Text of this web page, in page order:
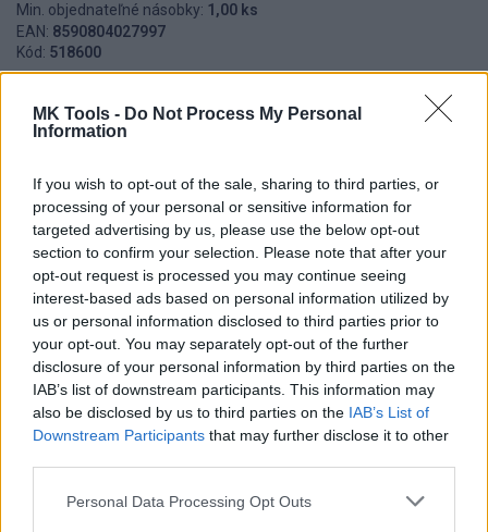
MK Tools - Do Not Process My Personal
Information
If you wish to opt-out of the sale, sharing to third parties, or
processing of your personal or sensitive information for
targeted advertising by us, please use the below opt-out
section to confirm your selection. Please note that after your
opt-out request is processed you may continue seeing
interest-based ads based on personal information utilized by
us or personal information disclosed to third parties prior to
your opt-out. You may separately opt-out of the further
disclosure of your personal information by third parties on the
IAB’s list of downstream participants. This information may
also be disclosed by us to third parties on the IAB’s List of
Downstream Participants that may further disclose it to other
Personal Data Processing Opt Outs
Min. objednateľné násobky: 1,00 ks
EAN: 8590804027997
Kód: 518600
DETAIL
PRODUKTU
HODNOTENIE
PRODUKTU
Popis produktu
nadstavec na bity STAHLBERG – magnetický pre bity 1/4"
balené po 5 kusoch v plastovej krabičke STAHLBERG je
výrobca profesionálnych skrutkovacích nástavcov a bitov s
mnohoročnými skúsenosťami v obore, so zákazníkmi po celom
svete pri výrobe nami ponúkaných bitov a adaptérov sú použité
najnovšie technológie, najlepšie doposiaľ známe materiály a
povrchové úpravy